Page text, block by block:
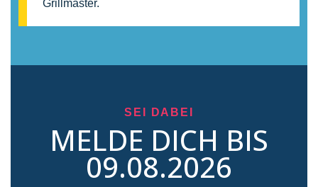
Grillmaster.
SEI DABEI
MELDE DICH BIS
09.08.2026